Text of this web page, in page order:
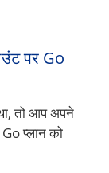
पर Go
तो आप अपने
Go प्लान को